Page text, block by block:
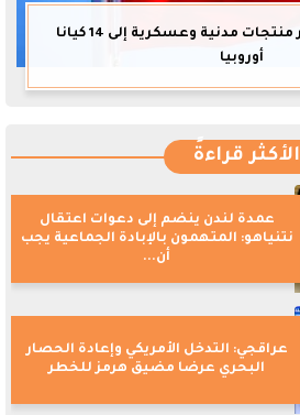
الصين تحظر تصدير منتجات مدنية وعسكرية إلى 14 كيانا
أوروبيا
الأكثر قراءةً
عمدة لندن ينضم إلى دعوات اعتقال
نتنياهو: المتهمون بالإبادة الجماعية يجب
أن...
عراقجي: التدخل الأمريكي وإعادة الحصار
البحري عرضا مضيق هرمز للخطر